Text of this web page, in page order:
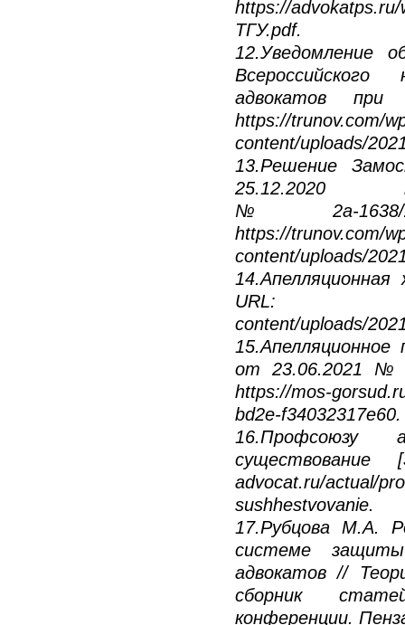
https://
ТГУ.pdf.
12.Уведомление
Всероссийского
адвокатов при
https://trunov.com/
content/uploads/
13.Решение
25.12.2020
№ 2а-1638/
https://trunov.com/
content/uploads/
URL:
content/uploads/
15.Апелляционное
от 23.06.2021 №
https://mos-
bd2e-f34032317e60.
существование
advocat.ru/actual/
sushhestvovanie.
17.Рубцова М.А.
системе
адвокатов //
сборник
конференции.